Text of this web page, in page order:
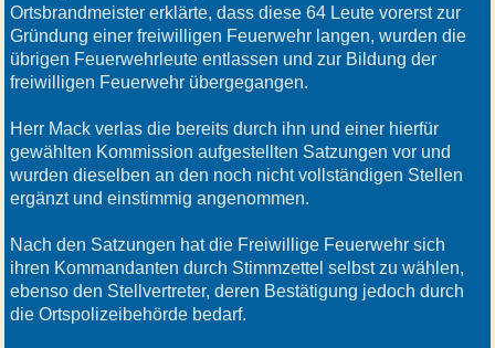
Ortsbrandmeister erklärte, dass diese 64 Leute vorerst zur
Gründung einer freiwilligen Feuerwehr langen, wurden die
übrigen Feuerwehrleute entlassen und zur Bildung der
freiwilligen Feuerwehr übergegangen.
Herr Mack verlas die bereits durch ihn und einer hierfür
gewählten Kommission aufgestellten Satzungen vor und
wurden dieselben an den noch nicht vollständigen Stellen
ergänzt und einstimmig angenommen.
Nach den Satzungen hat die Freiwillige Feuerwehr sich
ihren Kommandanten durch Stimmzettel selbst zu wählen,
ebenso den Stellvertreter, deren Bestätigung jedoch durch
die Ortspolizeibehörde bedarf.